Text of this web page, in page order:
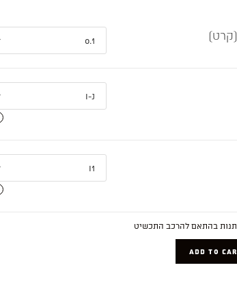
בהתאם להרכב התכשיט
ADD TO